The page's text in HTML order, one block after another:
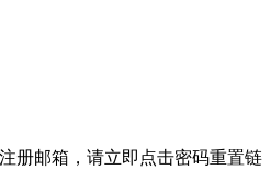
册邮箱，请立即点击密码重置链